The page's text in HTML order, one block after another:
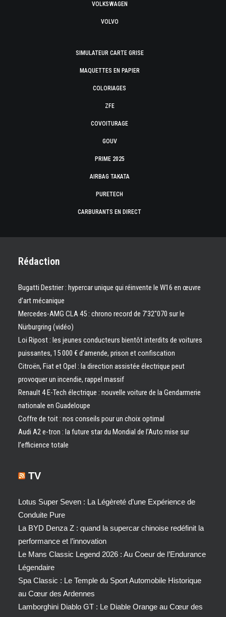
VOLKSWAGEN
VOLVO
SIMULATEUR CARTE GRISE
MAQUETTES EN PAPIER
COLORIAGES
ZFE
COVOITURAGE
GOUV
PRIME 2025
AIRBAG TAKATA
PURETECH
CARBURANTS EN DIRECT
Rédaction
Bugatti Destrier : hypercar unique qui réinvente le W16 en œuvre
d’art mécanique
Mercedes-AMG CLA 45 : chrono record de 7’32″070 sur le
Nürburgring (vidéo)
Loi Ripost : les jeunes conducteurs bientôt interdits de voitures
puissantes, 15 000 € d’amende, prison et confiscation
Citroën, Fiat et Opel : la direction assistée électrique peut
provoquer un incendie, rappel massif
Renault 4 E-Tech électrique : nouvelle voiture de la Gendarmerie
nationale en Guadeloupe
Coffre de toit : nos conseils pour un choix optimal
Audi A2 e-tron : la future star du Mondial de l’Auto mise sur
l’efficience totale
TV
Lotus Super Seven : La Légèreté d’une Expérience de
Conduite Pure
La BYD Denza Z : quand la supercar chinoise redéfinit la
performance et l’innovation
Le Mans Classic Legend 2026 : Au Coeur de l’Endurance
Légendaire
Spa Classic : Le Temple du Sport Automobile Historique
au Cœur des Ardennes
Lamborghini Diablo GT : Le Diable Orange au Cœur des